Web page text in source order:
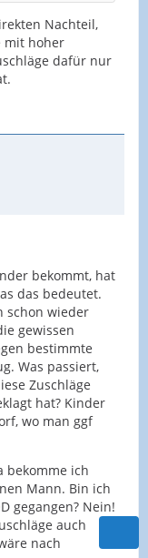
Nachteil,
mit hoher
dafür nur
bekommt, hat
das bedeutet.
schon wieder
gewissen
bestimmte
Was passiert,
Zuschläge
hat? Kinder
wo man ggf
bekomme ich
Mann. Bin ich
gegangen? Nein!
auch
nach